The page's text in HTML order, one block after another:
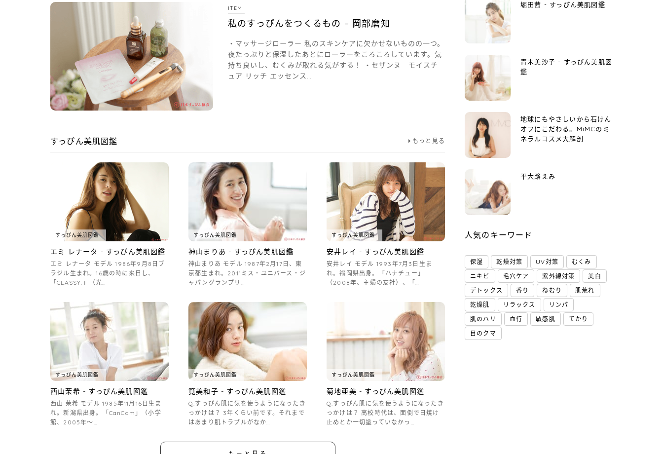
ITEM
私のすっぴんをつくるもの – 岡部磨知
・マッサージローラー 私のスキンケアに欠かせないものの一つ。
夜たっぷりと保湿したあとにローラーをころころしています。気
持ち良いし、むくみが取れる気がする！ ・セザンヌ モイスチ
ュア リッチ エッセンス…
すっぴん美肌図鑑 もっと見る
すっぴん美肌図鑑
エミ レナータ - すっぴん美肌図鑑
エミ レナータ モデル 1986年9月8日ブ
ラジル生まれ。16歳の時に来日し、
「CLASSY.」（光…
すっぴん美肌図鑑
神山まりあ - すっぴん美肌図鑑
神山まりあ モデル 1987年2月17日、東
京都生まれ。2011ミス・ユニバース・ジ
ャパングランプリ…
すっぴん美肌図鑑
安井レイ - すっぴん美肌図鑑
安井レイ モデル 1993年7月3日生ま
れ。福岡県出身。「ハナチュー」
（2008年、主婦の友社）、「…
すっぴん美肌図鑑
西山茉希 - すっぴん美肌図鑑
西山 茉希 モデル 1985年11月16日生ま
れ。新潟県出身。「CanCam」（小学
館、2005年～…
すっぴん美肌図鑑
筧美和子 - すっぴん美肌図鑑
Q.すっぴん肌に気を使うようになったき
っかけは？ 3年くらい前です。それまで
はあまり肌トラブルがなか…
すっぴん美肌図鑑
菊地亜美 - すっぴん美肌図鑑
Q.すっぴん肌に気を使うようになったき
っかけは？ 高校時代は、面倒で日焼け
止めとか一切塗っていなかっ…
堀田茜 - すっぴん美肌図鑑
青木美沙子 - すっぴん美肌図
鑑
地球にもやさしいから石けん
オフにこだわる。MiMCのミ
ネラルコスメ大解剖
平大路えみ
人気のキーワード
保湿 乾燥対策 UV対策
むくみ
ニキビ
毛穴ケア 紫外線対策
美白
デトックス
香り ねむり
肌荒れ
乾燥肌
リラックス
リンパ
肌のハリ
血行 敏感肌
てかり
目のクマ